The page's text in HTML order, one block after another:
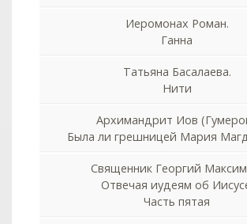
Иеромонах Роман.
Ганна
Татьяна Басалаева.
Нити
Архимандрит Иов
Была ли грешницей Мария
Священник Георгий
Отвечая иудеям об
Часть пятая